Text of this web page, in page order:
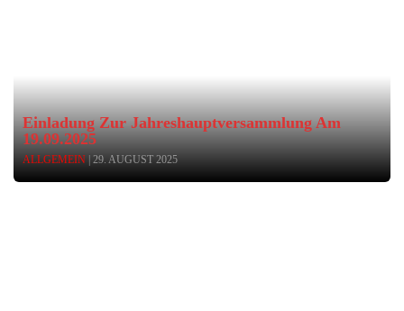
Einladung Zur Jahreshauptversammlung Am
19.09.2025
ALLGEMEIN | 29. AUGUST 2025